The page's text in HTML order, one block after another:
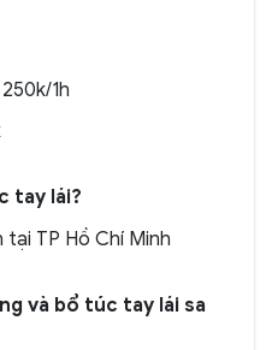
1h
tay lái?
TP Hồ Chí Minh
và bổ túc tay lái sa